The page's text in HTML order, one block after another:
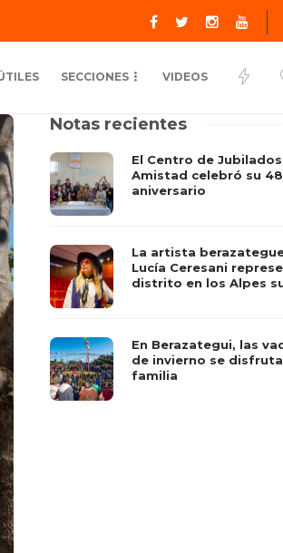
SECCIONES VIDEOS
Notas recientes
El Centro de Jubilados
Amistad celebró su
aniversario
La artista
Lucía Ceresani
distrito en los Alpes
En Berazategui, las
de invierno se
familia